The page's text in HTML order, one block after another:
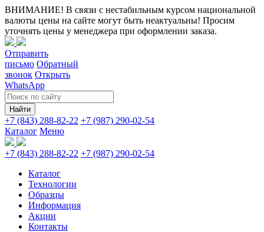
ВНИМАНИЕ! В связи с нестабильным курсом национальной
валюты цены на сайте могут быть неактуальны! Просим
уточнять цены у менеджера при оформлении заказа.
Отправить
письмо Обратный
звонок Открыть
WhatsApp
Найти
+7 (843) 288-82-22 +7 (987) 290-02-54
Каталог Меню
+7 (843) 288-82-22 +7 (987) 290-02-54
Каталог
Технологии
Образцы
Информация
Акции
Контакты